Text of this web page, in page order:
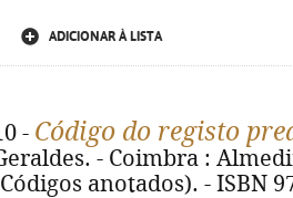
ADICIONAR À LISTA
- Código do registo
- Coimbra :
anotados). - ISBN